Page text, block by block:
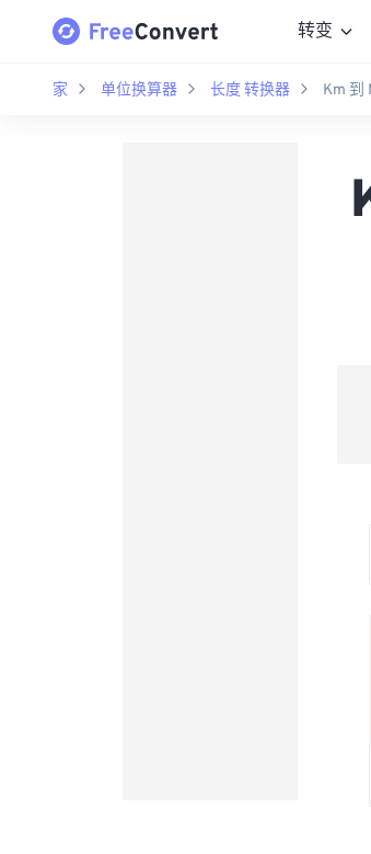
转变
家 单位换算器 长度 转换器 Km 到